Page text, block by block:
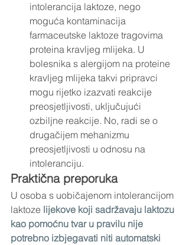
intolerancija laktoze, nego
moguća kontaminacija
farmaceutske laktoze tragovima
proteina kravljeg mlijeka. U
bolesnika s alergijom na proteine
kravljeg mlijeka takvi pripravci
mogu rijetko izazvati reakcije
preosjetljivosti, uključujući
ozbiljne reakcije. No, radi se o
drugačijem mehanizmu
preosjetljivosti u odnosu na
intoleranciju.
Praktična preporuka
U osoba s uobičajenom intolerancijom
laktoze lijekove koji sadržavaju laktozu
kao pomoćnu tvar u pravilu nije
potrebno izbjegavati niti automatski